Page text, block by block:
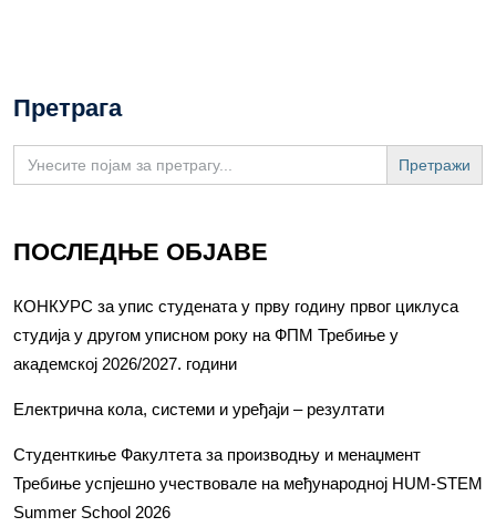
Претрага
Search
for:
ПОСЛЕДЊЕ ОБЈАВЕ
КОНКУРС за упис студената у прву годину првог циклуса
студија у другом уписном року на ФПМ Требиње у
академској 2026/2027. години
Електрична кола, системи и уређаји – резултати
Студенткиње Факултета за производњу и менаџмент
Требиње успјешно учествовале на међународној HUM-STEM
Summer School 2026